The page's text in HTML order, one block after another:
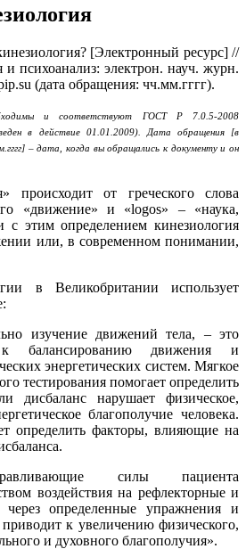
[Электронный ресурс] //
и психоанализ: электрон. науч. журн.
(дата обращения: чч.мм.гггг).
и соответствуют ГОСТ Р 7.0.5-2008
в действие 01.01.2009). Дата обращения [в
– дата, когда вы обращались к документу и он
происходит от греческого слова
«движение» и «logos» – «наука,
с этим определением кинезиология
или, в современном понимании,
в Великобритании использует
изучение движений тела, – это
балансированию движения и
энергетических систем. Мягкое
тестирования помогает определить
дисбаланс нарушает физическое,
благополучие человека.
определить факторы, влияющие на
силы пациента
воздействия на рефлекторные и
через определенные упражнения и
к увеличению физического,
и духовного благополучия».